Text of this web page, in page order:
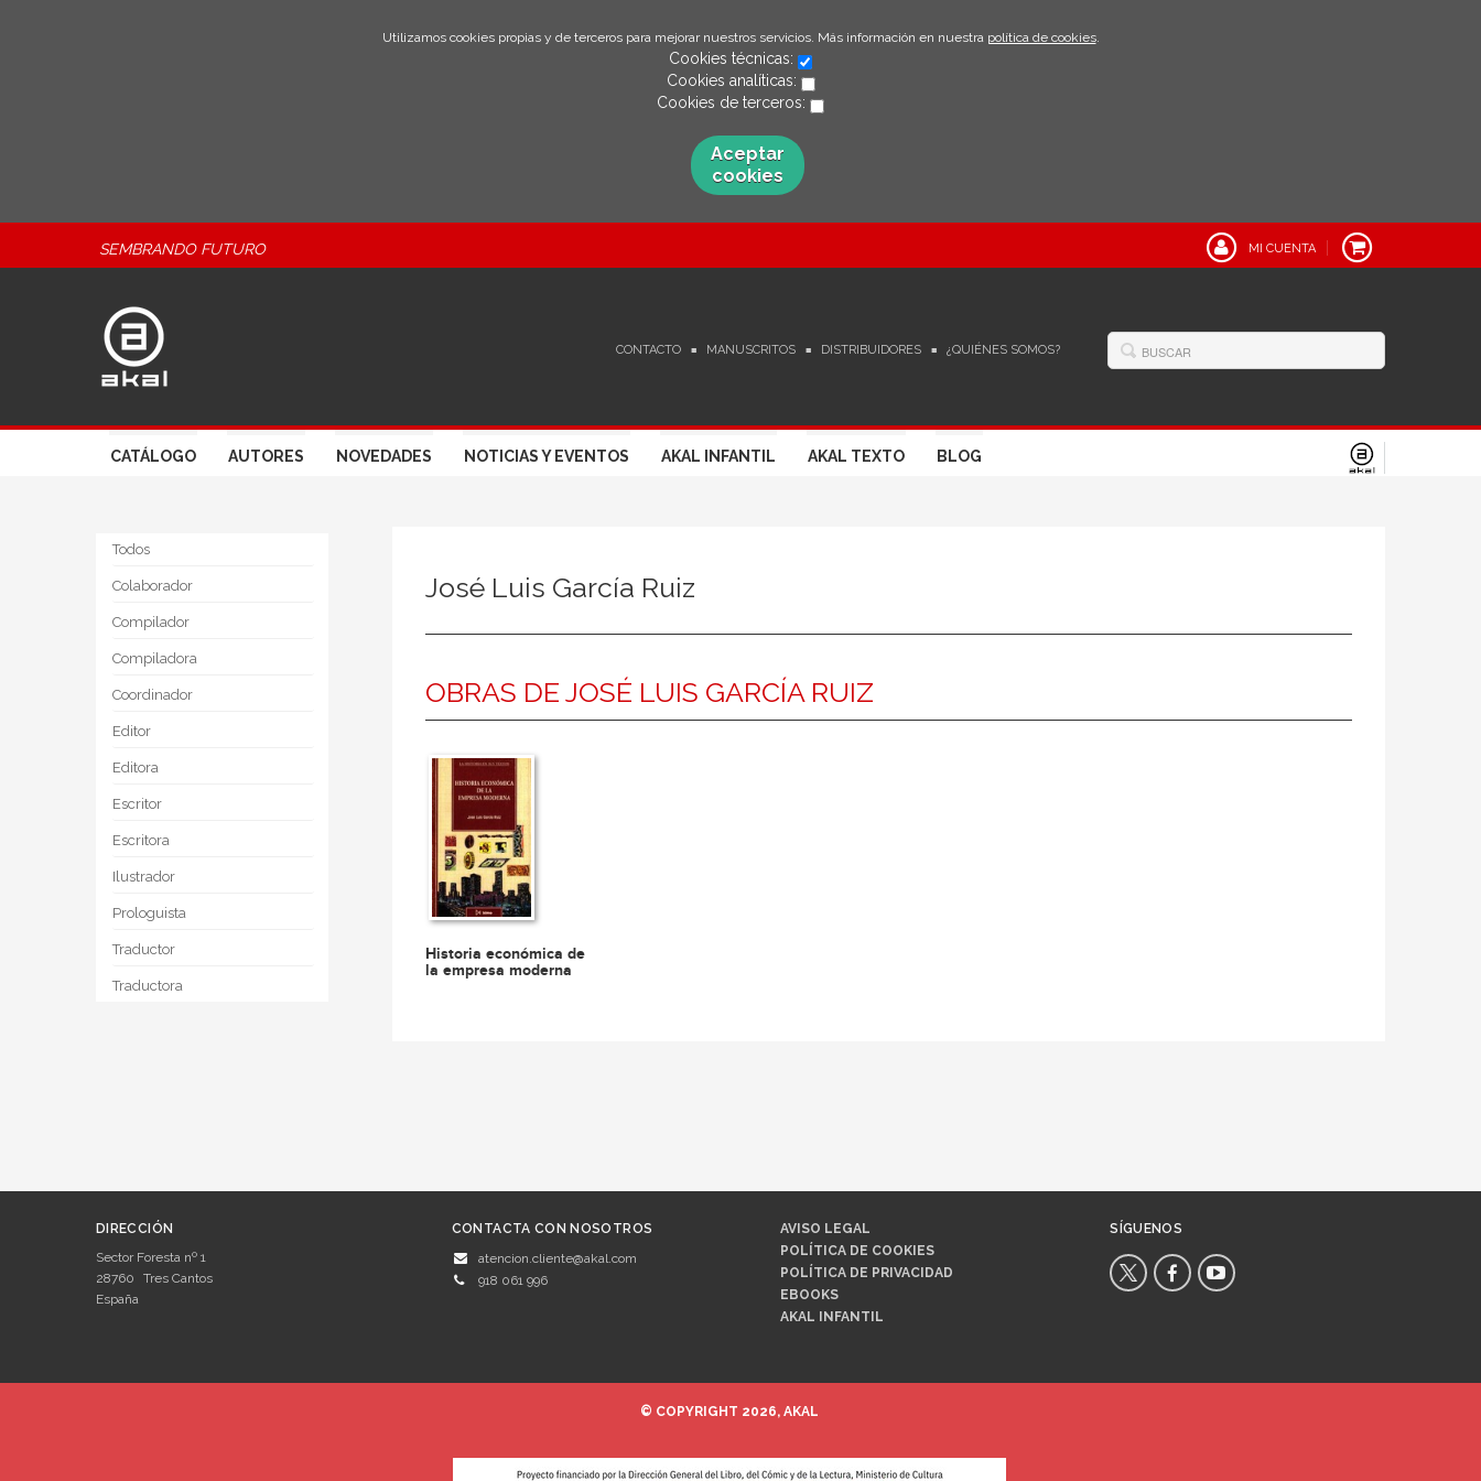
Utilizamos cookies propias y de terceros para mejorar nuestros servicios. Más información en nuestra política de cookies.
Cookies técnicas:
Cookies analíticas:
Cookies de terceros:
Aceptar
cookies
SEMBRANDO FUTURO MI CUENTA
CONTACTO MANUSCRITOS DISTRIBUIDORES ¿QUIÉNES SOMOS?
CATÁLOGO AUTORES NOVEDADES NOTICIAS Y EVENTOS AKAL INFANTIL AKAL TEXTO BLOG
Todos
Colaborador
Compilador
Compiladora
Coordinador
Editor
Editora
Escritor
Escritora
Ilustrador
Prologuista
Traductor
Traductora
José Luis García Ruiz
OBRAS DE JOSÉ LUIS GARCÍA RUIZ
Historia económica de
la empresa moderna
DIRECCIÓN
Sector Foresta nº 1
28760
Tres Cantos
España
CONTACTA CON NOSOTROS
atencion.cliente@akal.com
918 061 996
AVISO LEGAL
POLÍTICA DE COOKIES
POLÍTICA DE PRIVACIDAD
EBOOKS
AKAL INFANTIL
SÍGUENOS
© COPYRIGHT 2026, AKAL